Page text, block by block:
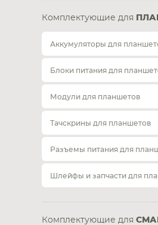
Комплектующие для
Аккумуляторы для
Блоки питания для
Модули для планшетов
Тачскрины для планшетов
Разъемы питания для
Шлейфы и запчасти для
Комплектующие для